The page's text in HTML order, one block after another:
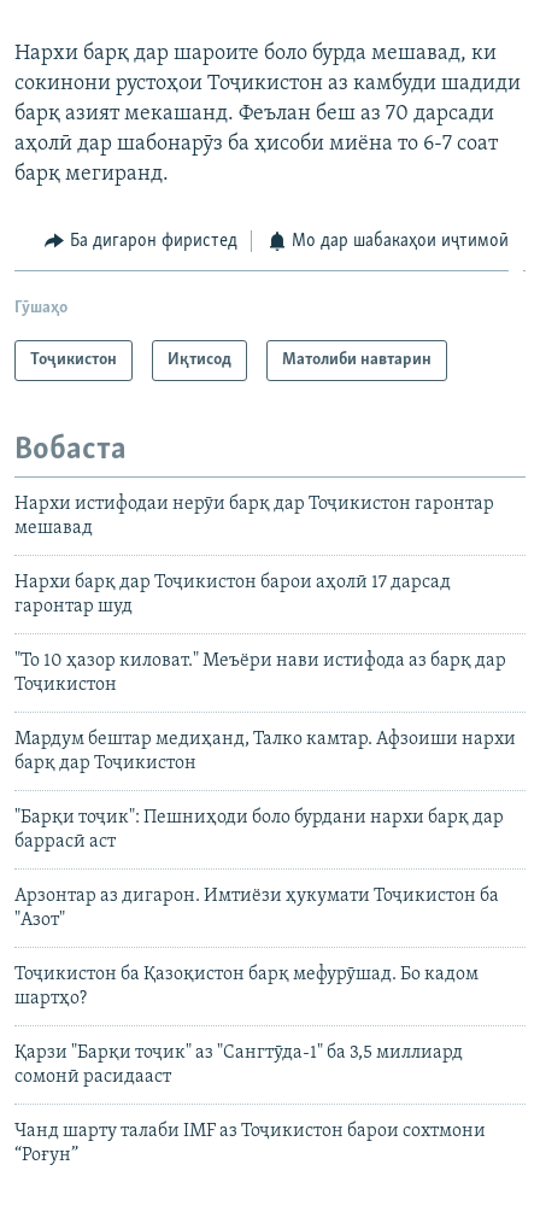
720p 1080p
720p
1080p
Нархи барқ дар шароите боло бурда мешавад, ки
сокинони рустоҳои Тоҷикистон аз камбуди шадиди
барқ азият мекашанд. Феълан беш аз 70 дарсади
аҳолӣ дар шабонарӯз ба ҳисоби миёна то 6-7 соат
барқ мегиранд.
Ба дигарон фиристед Мо дар шабакаҳои иҷтимоӣ
Гӯшаҳо
Тоҷикистон Иқтисод Матолиби навтарин
Вобаста
Нархи истифодаи нерӯи барқ дар Тоҷикистон гаронтар
мешавад
Нархи барқ дар Тоҷикистон барои аҳолӣ 17 дарсад
гаронтар шуд
"То 10 ҳазор киловат." Меъёри нави истифода аз барқ дар
Тоҷикистон
Мардум бештар медиҳанд, Талко камтар. Афзоиши нархи
барқ дар Тоҷикистон
"Барқи тоҷик": Пешниҳоди боло бурдани нархи барқ дар
баррасӣ аст
Арзонтар аз дигарон. Имтиёзи ҳукумати Тоҷикистон ба
"Азот"
Тоҷикистон ба Қазоқистон барқ мефурӯшад. Бо кадом
шартҳо?
Қарзи "Барқи тоҷик" аз "Сангтӯда-1" ба 3,5 миллиард
сомонӣ расидааст
Чанд шарту талаби IMF аз Тоҷикистон барои сохтмони
“Роғун”